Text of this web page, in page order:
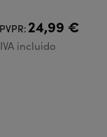
PVPR: 24,99 €
IVA incluido